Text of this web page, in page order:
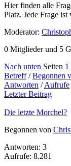
Hier finden alle
Platz. Jede Frage
Moderator:
0 Mitglieder und 5
Nach unten Seiten 1
Betreff/Begonnen
Antworten /Aufrufe
Letzter Beitrag
Die letzte Morchel?
Begonnen von
Antworten: 3
Aufrufe: 8.281